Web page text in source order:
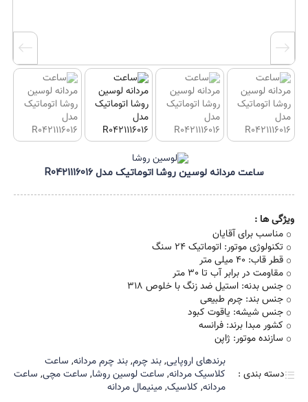
ساعت مردانه لوسین روشا اتوماتیک مدل R0421116016
ویژگی ها :
مناسب برای آقایان
تکنولوژی موتور: اتوماتیک 24 سنگ
قطر قاب: 40 میلی متر
مقاومت در برابر آب تا 30 متر
جنس بدنه: استیل ضد زنگ با خلوص 318
جنس بند: چرم طبیعی
جنس شیشه: یاقوت کبود
کشور مبدا برند: فرانسه
سازنده موتور: ژاپن
دسته بندی :
برند‌های اروپایی,بند چرم,بند چرم مردانه, ساعت
کلاسیک مردانه, ساعت لوسین روشا, ساعت مچی, ساعت
مردانه, کلاسیک,مینیمال مردانه